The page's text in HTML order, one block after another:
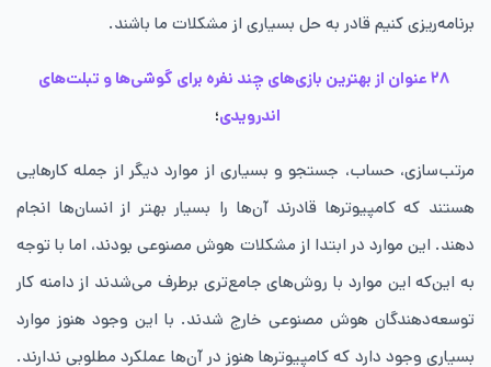
برنامه‌ریزی کنیم قادر به حل بسیاری از مشکلات ما باشند.
۲۸ عنوان از بهترین بازی‌های چند نفره برای گوشی‌ها و تبلت‌های
اندرویدی؛
مرتب‌سازی، حساب، جستجو و بسیاری از موارد دیگر از جمله کارهایی
هستند که کامپیوترها قادرند آن‌ها را بسیار بهتر از انسان‌ها انجام
دهند. این موارد در ابتدا از مشکلات هوش مصنوعی بودند، اما با توجه
به این‌که این موارد با روش‌های جامع‌تری برطرف می‌شدند از دامنه کار
توسعه‌دهندگان هوش مصنوعی خارج شدند. با این وجود هنوز موارد
بسیاری وجود دارد که کامپیوترها هنوز در آن‌ها عملکرد مطلوبی ندارند.